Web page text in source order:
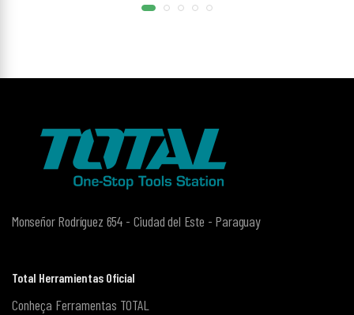
Monseñor Rodríguez 654 - Ciudad del Este - Paraguay
Total Herramientas Oficial
Conheça Ferramentas TOTAL